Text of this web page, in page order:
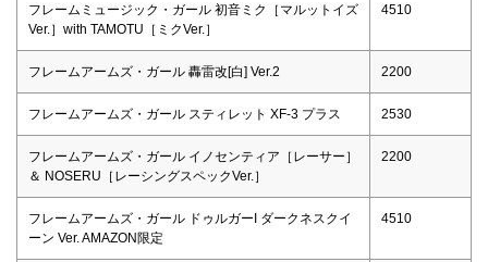
フレームミュージック・ガール 初音ミク［マルットイズ
Ver.］with TAMOTU［ミクVer.］
4510
フレームアームズ・ガール 轟雷改[白] Ver.2 2200
フレームアームズ・ガール スティレット XF-3 プラス 2530
フレームアームズ・ガール イノセンティア［レーサー］
＆ NOSERU［レーシングスペックVer.］
2200
フレームアームズ・ガール ドゥルガーI ダークネスクイ
ーン Ver. AMAZON限定
4510